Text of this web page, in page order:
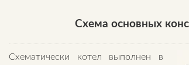
Схема основных
Схематически котел выполнен в